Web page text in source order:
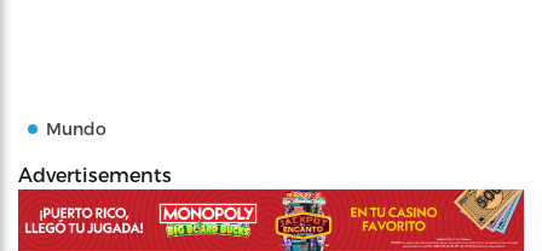
Mundo
Advertisements